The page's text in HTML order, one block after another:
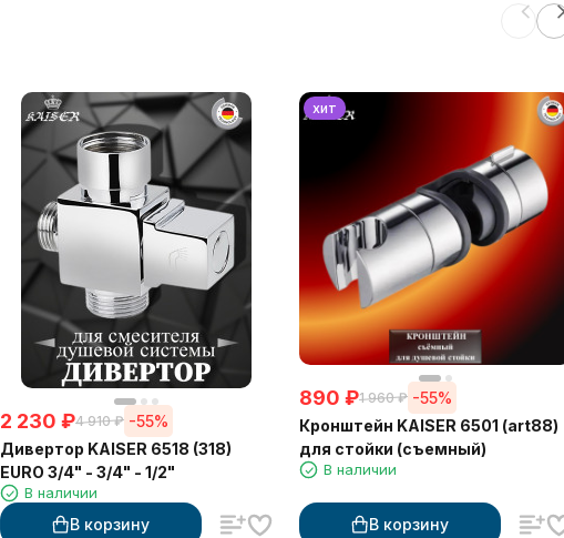
2 230 ₽4 910 ₽ -55%
Дивертор KAISER 6518 (318)
EURO 3/4" - 3/4" - 1/2"
В наличии
В корзину
хит
890 ₽1 960 ₽ -55%
Кронштейн KAISER 6501 (art88)
для стойки (съемный)
В наличии
В корзину